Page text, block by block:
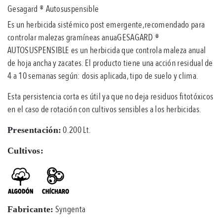
Gesagard ® Autosuspensible
Es un herbicida sistémico post emergente,recomendado para
controlar malezas gramíneas anuaGESAGARD ®
AUTOSUSPENSIBLE es un herbicida que controla maleza anual
de hoja ancha y zacates. El producto tiene una acción residual de
4 a 10 semanas según: dosis aplicada, tipo de suelo y clima.
Esta persistencia corta es útil ya que no deja residuos fitotóxicos
en el caso de rotación con cultivos sensibles a los herbicidas.
Presentación: 0.200 Lt.
Cultivos:
Fabricante: Syngenta